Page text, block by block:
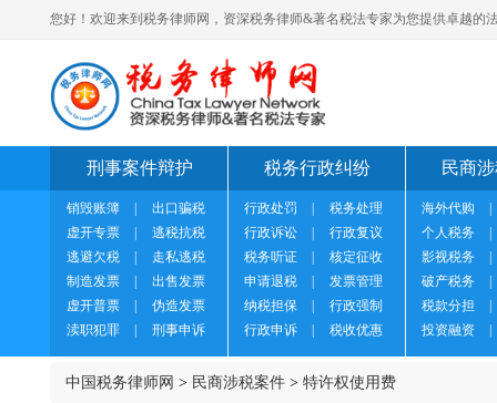
您好！欢迎来到税务律师网，资深税务律师&著名税法专家为您提供卓越的
刑事案件辩护
销毁账簿
出口骗税
虚开专票
逃税抗税
逃避欠税
走私逃税
制造发票
出售发票
虚开普票
伪造发票
渎职犯罪
刑事申诉
税务行政纠纷
行政处罚
税务处理
行政诉讼
行政复议
税务听证
核定征收
申请退税
发票管理
纳税担保
行政强制
行政申诉
税收优惠
民商
海外代购
个人税务
影视税务
破产税务
税款分担
投资融资
中国税务律师网 > 民商涉税案件 > 特许权使用费